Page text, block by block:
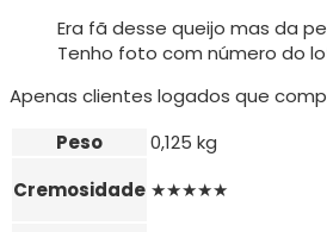
Era fã desse queijo mas da
Tenho foto com número do
Apenas clientes logados que
Peso
0,125 kg
Cremosidade ★★★★★